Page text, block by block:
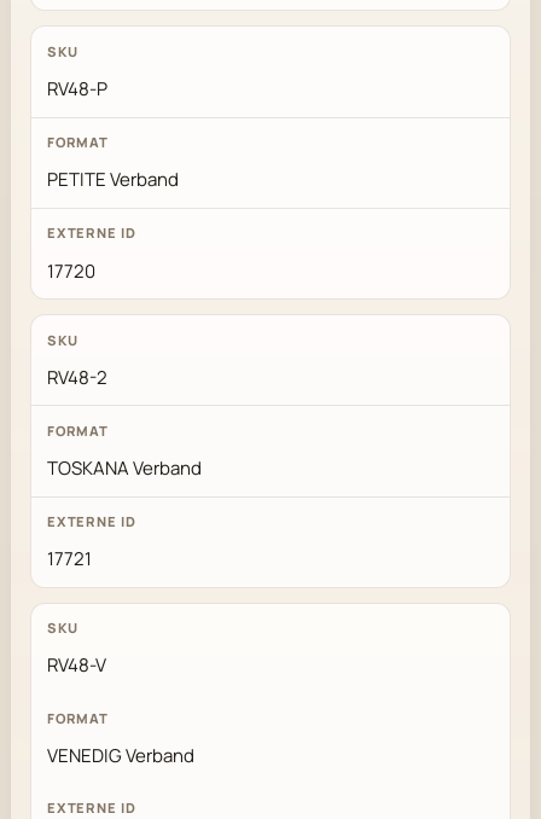
RV48-P
PETITE Verband
17720
RV48-2
TOSKANA Verband
17721
RV48-V
VENEDIG Verband